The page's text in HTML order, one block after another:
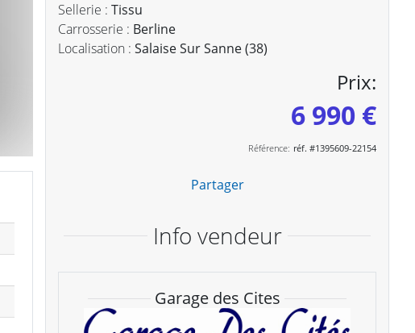
Sellerie : Tissu
Carrosserie : Berline
Localisation : Salaise Sur Sanne (38)
Prix:
6 990 €
Référence: réf. #1395609-22154
Partager
Info vendeur
Garage des Cites